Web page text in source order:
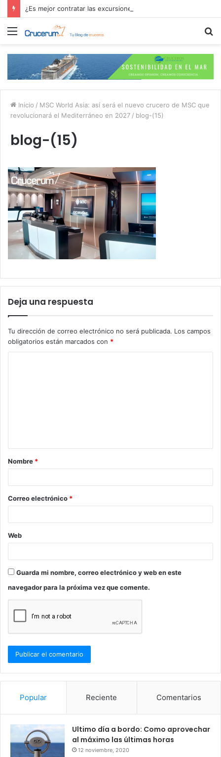
Menú
Inicio / MSC World Asia: así será el nuevo crucero de MSC que
revolucionará el Mediterráneo en 2027 / blog-(15)
blog-(15)
Deja una respuesta
Tu dirección de correo electrónico no será publicada. Los campos
obligatorios están marcados con *
a
r
*
Nombre *
Correo electrónico *
Web
Guarda mi nombre, correo electrónico y web en este
navegador para la próxima vez que comente.
Popular Reciente Comentarios
Ultimo día a bordo: Como aprovechar
al máximo las últimas horas
12 noviembre, 2020